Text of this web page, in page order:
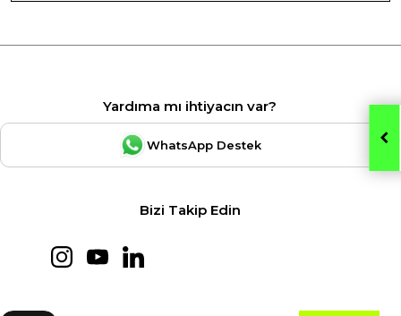
Yardıma mı ihtiyacın var?
WhatsApp Destek
Bizi Takip Edin